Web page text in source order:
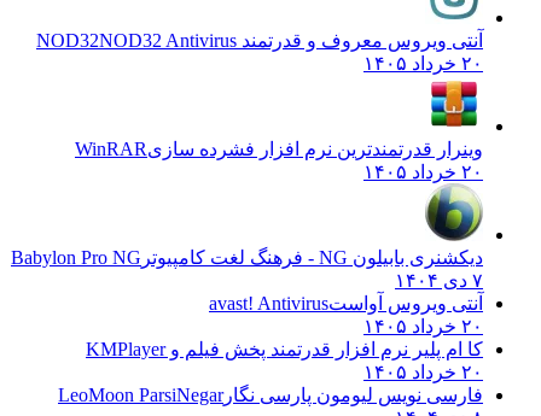
آنتی ویروس معروف و قدرتمند NOD32 NOD32 Antivirus
۲۰ خرداد ۱۴۰۵
وینرار قدرتمندترین نرم افزار فشرده سازیWinRAR
۲۰ خرداد ۱۴۰۵
دیکشنری بابیلون NG - فرهنگ لغت کامپیوتر
Babylon Pro NG
۷ دی ۱۴۰۴
آنتی ویروس آواستavast! Antivirus
۲۰ خرداد ۱۴۰۵
کا ام پلیر نرم افزار قدرتمند پخش فیلم وKMPlayer
۲۰ خرداد ۱۴۰۵
فارسی نویس لیومون پارسی نگارLeoMoon ParsiNegar